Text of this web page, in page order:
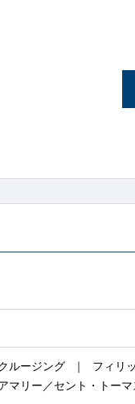
ルージング
フィリ
マリー／セント・トーマ